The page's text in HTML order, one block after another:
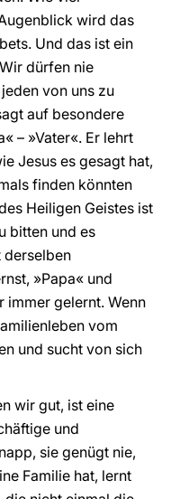
wird das
Und das ist ein
dürfen nie
von uns zu
auf besondere
– »Vater«. Er lehrt
Jesus es gesagt hat,
finden könnten
Heiligen Geistes ist
bitten und es
derselben
»Papa« und
immer gelernt. Wenn
vom
und sucht von sich
wir gut, ist eine
und
sie genügt nie,
Familie hat, lernt